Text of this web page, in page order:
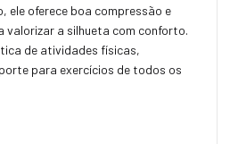
ele oferece boa compressão e
valorizar a silhueta com conforto.
de atividades físicas,
para exercícios de todos os